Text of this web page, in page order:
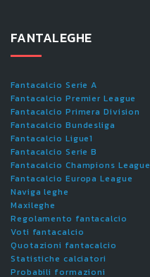
FANTALEGHE
Fantacalcio Serie A
Fantacalcio Premier League
Fantacalcio Primera Division
Fantacalcio Bundesliga
Fantacalcio Ligue1
Fantacalcio Serie B
Fantacalcio Champions League
Fantacalcio Europa League
Naviga leghe
Maxileghe
Regolamento fantacalcio
Voti fantacalcio
Quotazioni fantacalcio
Statistiche calciatori
Probabili formazioni